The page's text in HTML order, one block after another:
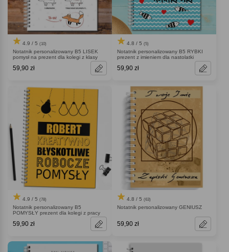
4.9 / 5 (10)
Notatnik personalizowany B5 LISEK
pomysł na prezent dla kolegi z klasy
59,90 zł
4.8 / 5 (5)
Notatnik personalizowany B5 RYBKI
prezent z imieniem dla nastolatki
59,90 zł
4.9 / 5 (78)
Notatnik personalizowany B5
POMYSŁY prezent dla kolegi z pracy
59,90 zł
4.8 / 5 (63)
Notatnik personalizowany GENIUSZ
59,90 zł